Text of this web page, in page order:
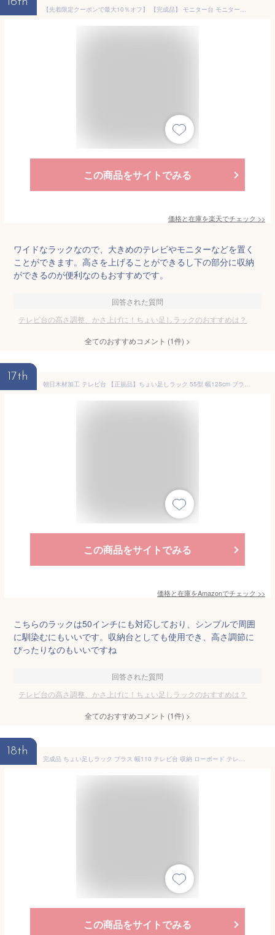
【先着限定クーポンで最大10％オフ】 【完成品】 モニター台 モニター置き 猫背防止 デスク周り モニタースタンド テレビ台 幅79 32V 卓上ラック ローボード おすすめ ラック 木製 デスク上 収納 ワイド キーボード収納 高さ調節 32型 机上 台 幅80 as-80ct works
この商品をサイトでみる
価格と在庫を楽天でチェック >>
ワイドなラックなので、大きめのテレビやモニターなどを置く
ことができます。高さを上げることができるし下の部分に収納
ができるのが便利なのもおすすめです。
回答された質問
テレビ台の高さ調整、かさ上げに！ちょい足しラックのおすすめは？
全てのおすすめコメント (1件) >
17th
朝日木材加工 テレビ台 【正規品】ちょい足しラック 55型 幅125cm ブラウン 完成品 AS-125CT-DB 高さ10.5cm
この商品をサイトでみる
価格と在庫をAmazonでチェック >>
こちらのラックは50インチにも対応しており、シンプルで周囲
に馴染むにもいいです。収納台としても使用でき、高さ調節に
ぴったりなのもいいですね
回答された質問
テレビ台の高さ調整、かさ上げに！ちょい足しラックのおすすめは？
全てのおすすめコメント (1件) >
18th
完成品 ちょい足しラック プラス 幅110 テレビ台 収納 ローボード テレビラック 高さ調整 おしゃれ ヴィンテージ ワイド オープンラック 北欧(代引不可)【送料無料】
この商品をサイトでみる